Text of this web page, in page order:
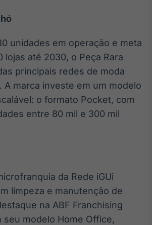
unidades em operação e meta
lojas até 2030, o Peça Rara
principais redes de moda
A marca investe em um modelo
o formato Pocket, com
entre 80 mil e 300 mil
da Rede iGUi
limpeza e manutenção de
na ABF Franchising
seu modelo Home Office,